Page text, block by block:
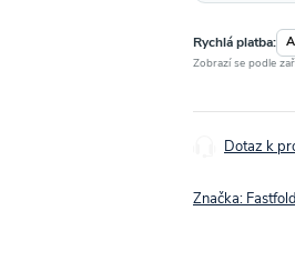
Rychlá platba:
Zobrazí se podle
Dotaz k
Značka: Fastfold